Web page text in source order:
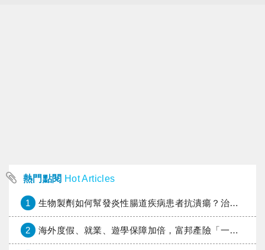
熱門點閱 Hot Articles
1 生物製劑如何幫發炎性腸道疾病患者抗潰瘍？治療進展與健保給付困境一次看
2 海外度假、就業、遊學保障加倍，富邦產險「一期逐夢」專案加碼遠距醫療與緊急救援